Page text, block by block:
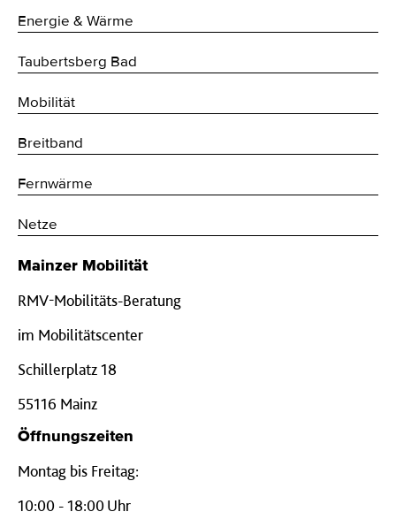
Energie & Wärme
Taubertsberg Bad
Mobilität
Breitband
Fernwärme
Netze
Mainzer Mobilität
RMV-Mobilitäts-Beratung
im Mobilitätscenter
Schillerplatz 18
55116 Mainz
Öffnungszeiten
Montag bis Freitag:
10:00 - 18:00 Uhr